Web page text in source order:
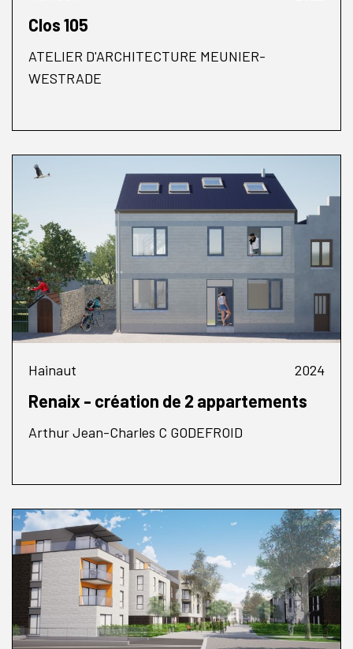
Clos 105
ATELIER D'ARCHITECTURE MEUNIER-
WESTRADE
Hainaut 2024
Renaix - création de 2 appartements
Arthur Jean-Charles C GODEFROID